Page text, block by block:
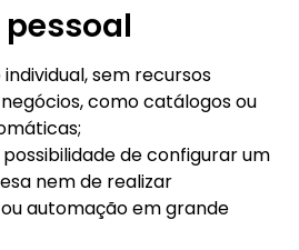
sem recursos
como catálogos ou
de configurar um
nem de realizar
automação em grande